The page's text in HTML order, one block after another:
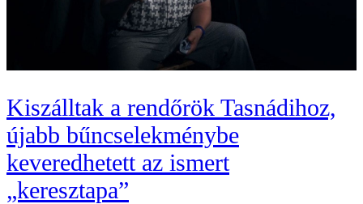
Kiszálltak a rendőrök Tasnádihoz,
újabb bűncselekménybe
keveredhetett az ismert
„keresztapa”